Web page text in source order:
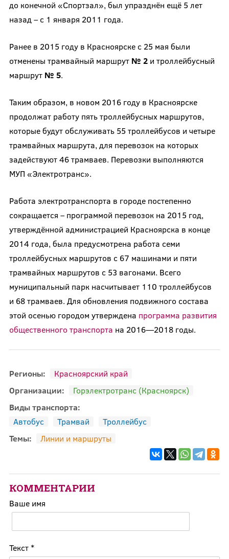
до конечной «Спортзал», был упразднён ещё 5 лет
назад – с 1 января 2011 года.
Ранее в 2015 году в Красноярске с 25 мая были
отменены трамвайный маршрут № 2и троллейбусный
маршрут № 5.
Таким образом, в новом 2016 году в Красноярске
продолжат работу пять троллейбусных маршрутов,
которые будут обслуживать 55 троллейбусов и четыре
трамвайных маршрута, для перевозок на которых
задействуют 46 трамваев. Перевозки выполняются
МУП «Электротранс».
Работа электротранспорта в городе постепенно
сокращается – программой перевозок на 2015 год,
утверждённой администрацией Красноярска в конце
2014 года, была предусмотрена работа семи
троллейбусных маршрутов с 67 машинами и пяти
трамвайных маршрутов с 53 вагонами. Всего
муниципальный парк насчитывает 110 троллейбусов
и 68 трамваев. Для обновления подвижного состава
этой осенью городом утверждена программа развития
общественного транспорта на 2016—2018 годы.
Регионы:
Красноярский край
Организации:
Горэлектротранс (Красноярск)
Виды транспорта:
Автобус
Трамвай
Троллейбус
Темы:
Линии и маршруты
КОММЕНТАРИИ
Ваше имя
Текст *